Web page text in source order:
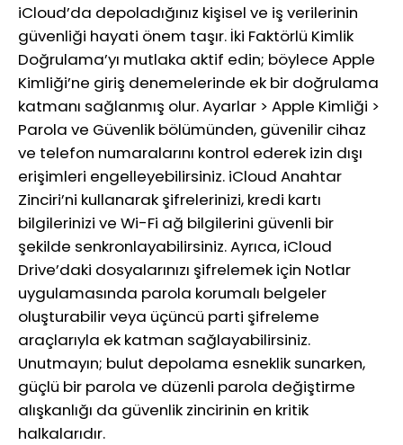
iCloud’da depoladığınız kişisel ve iş verilerinin
güvenliği hayati önem taşır. İki Faktörlü Kimlik
Doğrulama’yı mutlaka aktif edin; böylece Apple
Kimliği’ne giriş denemelerinde ek bir doğrulama
katmanı sağlanmış olur. Ayarlar > Apple Kimliği >
Parola ve Güvenlik bölümünden, güvenilir cihaz
ve telefon numaralarını kontrol ederek izin dışı
erişimleri engelleyebilirsiniz. iCloud Anahtar
Zinciri’ni kullanarak şifrelerinizi, kredi kartı
bilgilerinizi ve Wi-Fi ağ bilgilerini güvenli bir
şekilde senkronlayabilirsiniz. Ayrıca, iCloud
Drive’daki dosyalarınızı şifrelemek için Notlar
uygulamasında parola korumalı belgeler
oluşturabilir veya üçüncü parti şifreleme
araçlarıyla ek katman sağlayabilirsiniz.
Unutmayın; bulut depolama esneklik sunarken,
güçlü bir parola ve düzenli parola değiştirme
alışkanlığı da güvenlik zincirinin en kritik
halkalarıdır.